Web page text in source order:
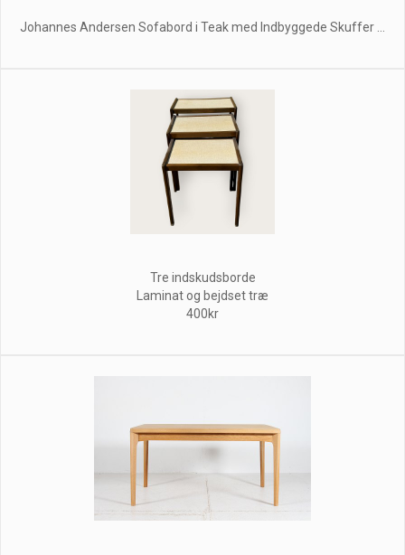
Johannes Andersen Sofabord i Teak med Indbyggede Skuffer ...
Tre indskudsborde
Laminat og bejdset træ
400kr